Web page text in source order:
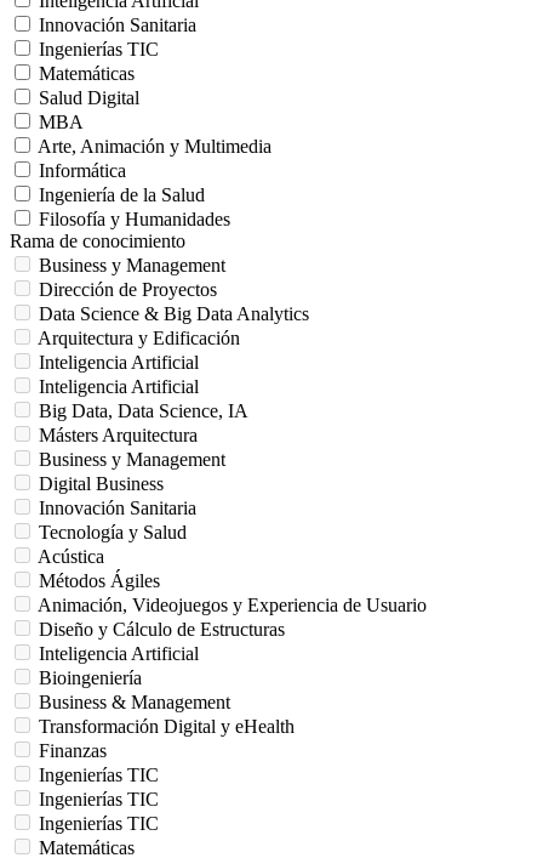
Innovación Sanitaria
Ingenierías TIC
Matemáticas
Salud Digital
MBA
Arte, Animación y Multimedia
Informática
Ingeniería de la Salud
Filosofía y Humanidades
Rama de conocimiento
Business y Management
Dirección de Proyectos
Data Science & Big Data Analytics
Arquitectura y Edificación
Inteligencia Artificial
Inteligencia Artificial
Big Data, Data Science, IA
Másters Arquitectura
Business y Management
Digital Business
Innovación Sanitaria
Tecnología y Salud
Acústica
Métodos Ágiles
Animación, Videojuegos y Experiencia de Usuario
Diseño y Cálculo de Estructuras
Inteligencia Artificial
Bioingeniería
Business & Management
Transformación Digital y eHealth
Finanzas
Ingenierías TIC
Ingenierías TIC
Ingenierías TIC
Matemáticas